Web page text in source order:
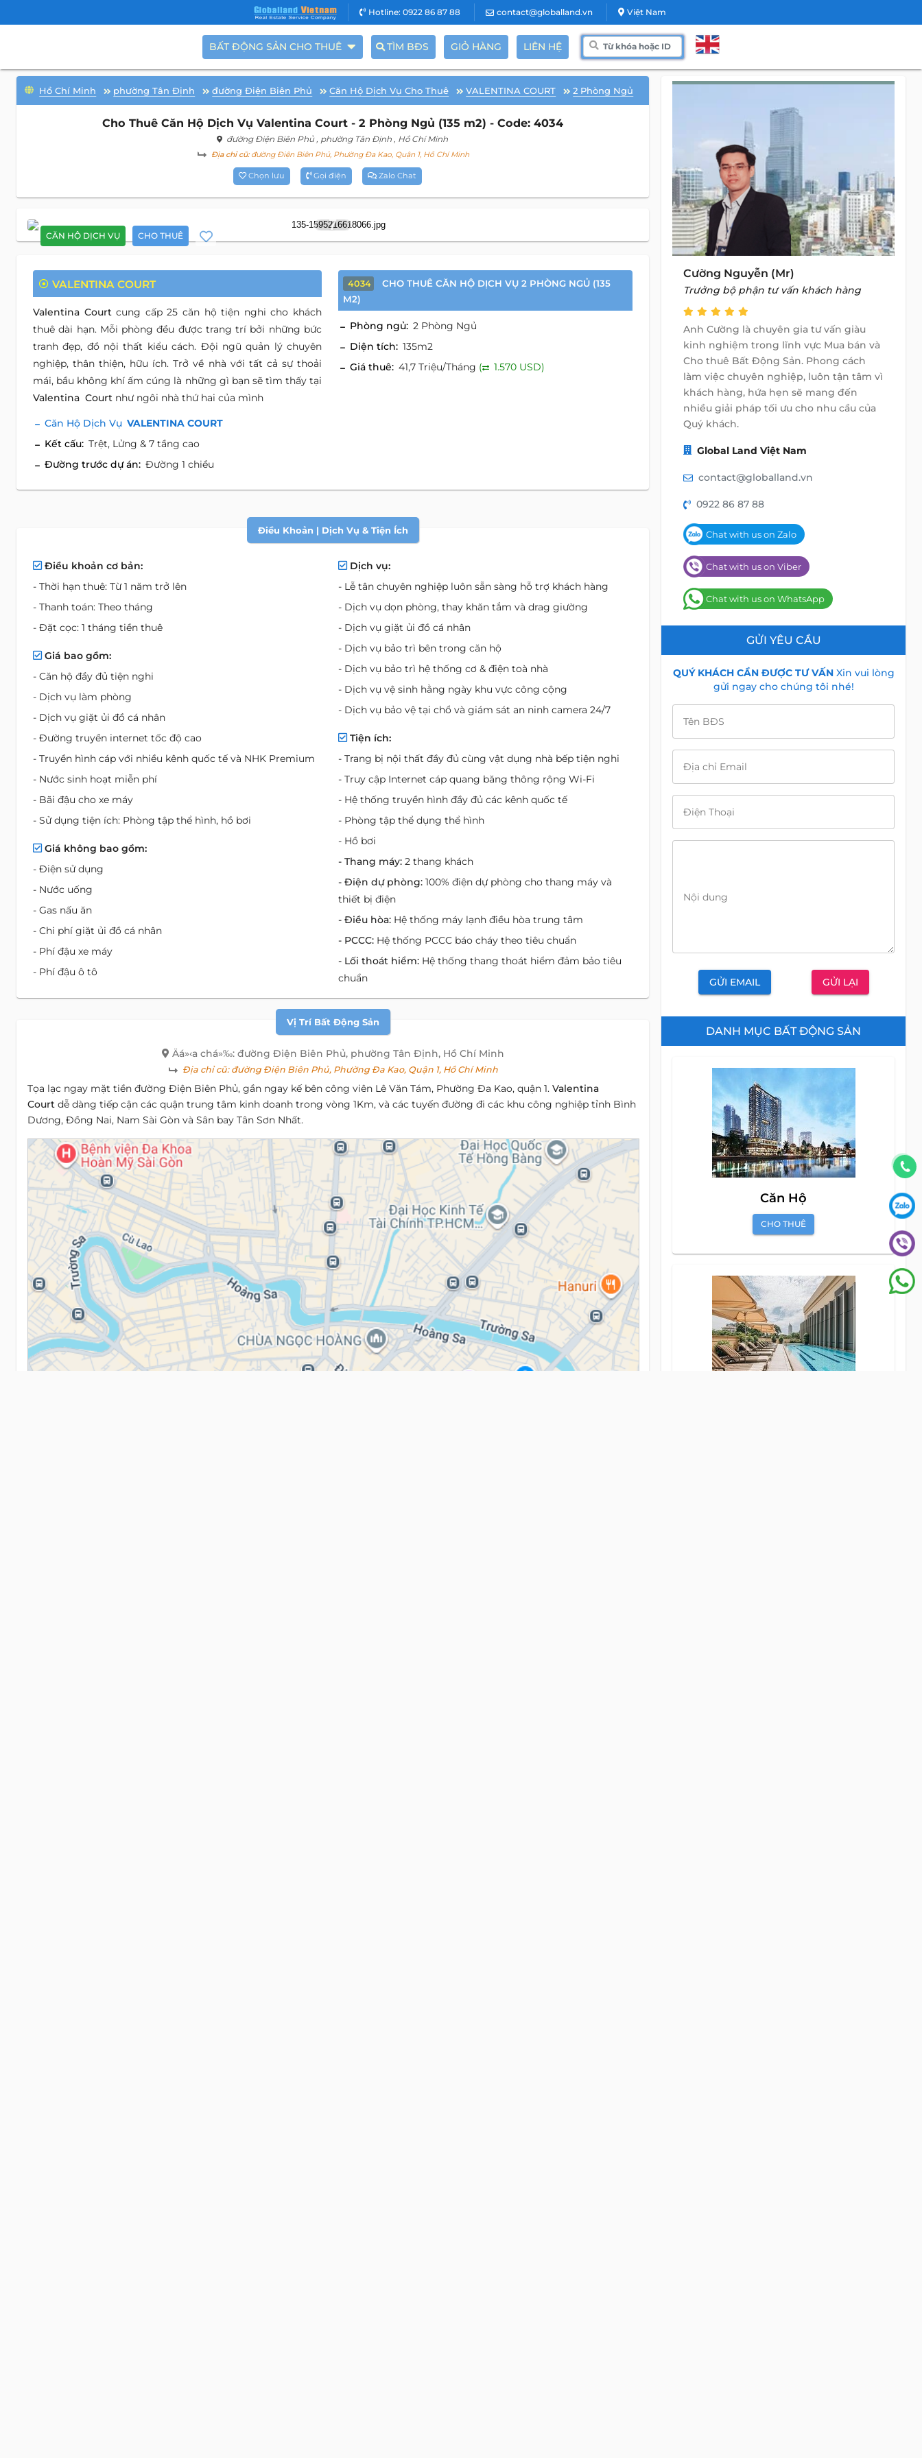
Hotline: 0922 86 87 88 contact@globalland.vn Việt Nam
BẤT ĐỘNG SẢN CHO THUÊ TÌM BĐS GIỎ HÀNG LIÊN HỆ
Hồ Chí Minh phường Tân Định đường Điện Biên Phủ Căn Hộ Dịch Vụ Cho Thuê VALENTINA COURT 2 Phòng Ngủ
Cho Thuê Căn Hộ Dịch Vụ Valentina Court - 2 Phòng Ngủ (135 m2) - Code: 4034
đường Điện Biên Phủ , phường Tân Định , Hồ Chí Minh
Địa chỉ cũ:đường Điện Biên Phủ, Phường Đa Kao, Quận 1, Hồ Chí Minh
Chọn lưu Gọi điện Zalo Chat
CĂN HỘ DỊCH VỤ CHO THUÊ
7
VALENTINA COURT
Valentina Courtcung cấp 25 căn hộ tiện nghi cho khách
thuê dài hạn. Mỗi phòng đều được trang trí bởi những bức
tranh đẹp, đồ nội thất kiểu cách. Đội ngũ quản lý chuyên
nghiệp, thân thiện, hữu ích. Trở về nhà với tất cả sự thoải
mái, bầu không khí ấm cúng là những gì bạn sẽ tìm thấy tại
Valentina Court như ngôi nhà thứ hai của mình
Căn Hộ Dịch Vụ VALENTINA COURT
Kết cấu: Trệt, Lửng & 7 tầng cao
Đường trước dự án: Đường 1 chiều
4034
CHO THUÊ CĂN HỘ DỊCH VỤ 2 PHÒNG NGỦ (135
M2)
Phòng ngủ: 2 Phòng Ngủ
Diện tích: 135m2
Giá thuê: 41,7 Triệu/Tháng ( 1.570 USD)
Điều Khoản | Dịch Vụ & Tiện Ích
Điều khoản cơ bản:
- Thời hạn thuê: Từ 1 năm trở lên
- Thanh toán: Theo tháng
- Đặt cọc: 1 tháng tiền thuê
Giá bao gồm:
- Căn hộ đầy đủ tiện nghi
- Dịch vụ làm phòng
- Dịch vụ giặt ủi đồ cá nhân
- Đường truyền internet tốc độ cao
- Truyền hình cáp với nhiều kênh quốc tế và NHK Premium
- Nước sinh hoạt miễn phí
- Bãi đậu cho xe máy
- Sử dụng tiện ích: Phòng tập thể hình, hồ bơi
Giá không bao gồm:
- Điện sử dụng
- Nước uống
- Gas nấu ăn
- Chi phí giặt ủi đồ cá nhân
- Phí đậu xe máy
- Phí đậu ô tô
Dịch vụ:
- Lễ tân chuyên nghiệp luôn sẵn sàng hỗ trợ khách hàng
- Dịch vụ dọn phòng, thay khăn tắm và drag giường
- Dịch vụ giặt ủi đồ cá nhân
- Dịch vụ bảo trì bên trong căn hộ
- Dịch vụ bảo trì hệ thống cơ & điện toà nhà
- Dịch vụ vệ sinh hằng ngày khu vực công cộng
- Dịch vụ bảo vệ tại chổ và giám sát an ninh camera 24/7
Tiện ích:
- Trang bị nội thất đầy đủ cùng vật dụng nhà bếp tiện nghi
- Truy cập Internet cáp quang băng thông rộng Wi-Fi
- Hệ thống truyền hình đầy đủ các kênh quốc tế
- Phòng tập thể dụng thể hình
- Hồ bơi
- Thang máy: 2 thang khách
- Điện dự phòng: 100% điện dự phòng cho thang máy và
thiết bị điện
- Điều hòa: Hệ thống máy lạnh điều hòa trung tâm
- PCCC: Hệ thống PCCC báo cháy theo tiêu chuẩn
- Lối thoát hiểm: Hệ thống thang thoát hiểm đảm bảo tiêu
chuẩn
Vị Trí Bất Động Sản
Äá»‹a chá»‰: đường Điện Biên Phủ, phường Tân Định, Hồ Chí Minh
Địa chỉ cũ:đường Điện Biên Phủ, Phường Đa Kao, Quận 1, Hồ Chí Minh
Tọa lạc ngay mặt tiền đường Điện Biên Phủ, gần ngay kế bên công viên Lê Văn Tám, Phường Đa Kao, quận 1. Valentina
Court dễ dàng tiếp cận các quận trung tâm kinh doanh trong vòng 1Km, và các tuyến đường đi các khu công nghiệp tỉnh Bình
Dương, Đồng Nai, Nam Sài Gòn và Sân bay Tân Sơn Nhất.
Cường Nguyễn (Mr)
Trưởng bộ phận tư vấn khách hàng
Anh Cường là chuyên gia tư vấn giàu
kinh nghiệm trong lĩnh vực Mua bán và
Cho thuê Bất Động Sản. Phong cách
làm việc chuyên nghiệp, luôn tận tâm vì
khách hàng, hứa hẹn sẽ mang đến
nhiều giải pháp tối ưu cho nhu cầu của
Quý khách.
Global Land Việt Nam
contact@globalland.vn
0922 86 87 88
Chat with us on Zalo
Chat with us on Viber
Chat with us on WhatsApp
GỬI YÊU CẦU
QUÝ KHÁCH CẦN ĐƯỢC TƯ VẤNXin vui lòng
gửi ngay cho chúng tôi nhé!
Tên BĐS
Địa chỉ Email
Điện Thoại
Nội dung
GỬI EMAIL GỬI LẠI
DANH MỤC BẤT ĐỘNG SẢN
Căn Hộ
CHO THUÊ